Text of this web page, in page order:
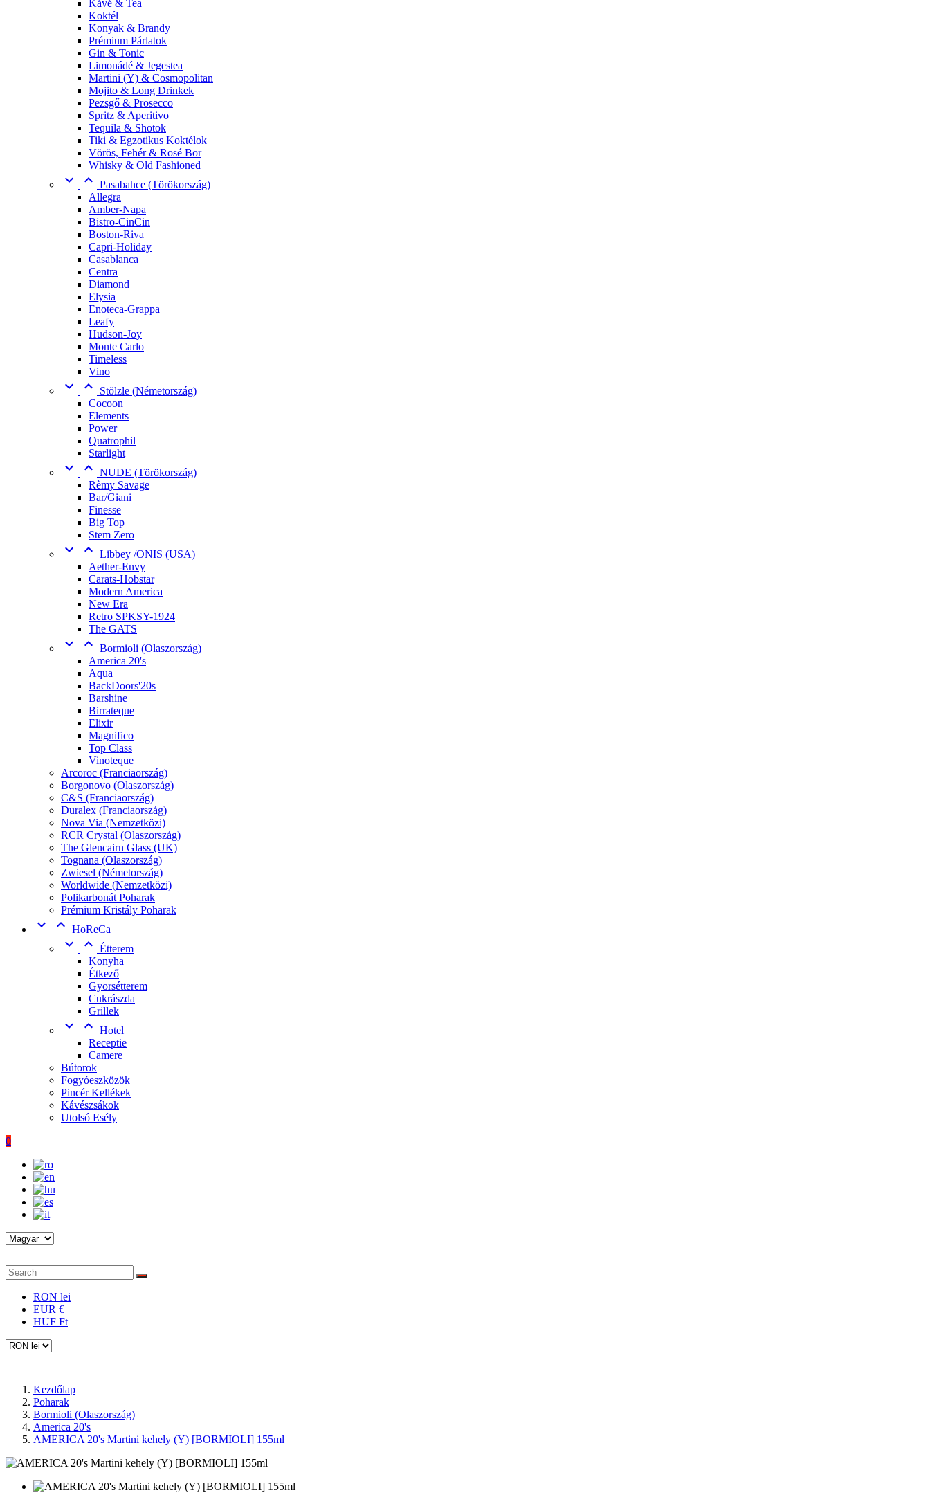
Kávé & Tea
Koktél
Konyak & Brandy
Prémium Párlatok
Gin & Tonic
Limonádé & Jegestea
Martini (Y) & Cosmopolitan
Mojito & Long Drinkek
Pezsgő & Prosecco
Spritz & Aperitivo
Tequila & Shotok
Tiki & Egzotikus Koktélok
Vörös, Fehér & Rosé Bor
Whisky & Old Fashioned
  Pasabahce (Törökország)
Allegra
Amber-Napa
Bistro-CinCin
Boston-Riva
Capri-Holiday
Casablanca
Centra
Diamond
Elysia
Enoteca-Grappa
Leafy
Hudson-Joy
Monte Carlo
Timeless
Vino
 
Stölzle (Németország)
Cocoon
Elements
Power
Quatrophil
Starlight
  NUDE (Törökország)
Rèmy Savage
Bar/Giani
Finesse
Big Top
Stem Zero
  Libbey /ONIS (USA)
Aether-Envy
Carats-Hobstar
Modern America
New Era
Retro SPKSY-1924
The GATS
  Bormioli (Olaszország)
America 20's
Aqua
BackDoors'20s
Barshine
Birrateque
Elixir
Magnifico
Top Class
Vinoteque
Arcoroc (Franciaország)
Borgonovo (Olaszország)
C&S (Franciaország)
Duralex (Franciaország)
Nova Via (Nemzetközi)
RCR Crystal (Olaszország)
The Glencairn Glass (UK)
Tognana (Olaszország)
Zwiesel (Németország)
Worldwide (Nemzetközi)
Polikarbonát Poharak
Prémium Kristály Poharak
  HoReCa
  Étterem
Konyha
Étkező
Gyorsétterem
Cukrászda
Grillek
  Hotel
Receptie
Camere
Bútorok
Fogyóeszközök
Pincér Kellékek
Kávészsákok
Utolsó Esély
0
RON lei
EUR €
HUF Ft
Kezdőlap
Poharak
Bormioli (Olaszország)
America 20's
AMERICA 20's Martini kehely (Y) [BORMIOLI] 155ml